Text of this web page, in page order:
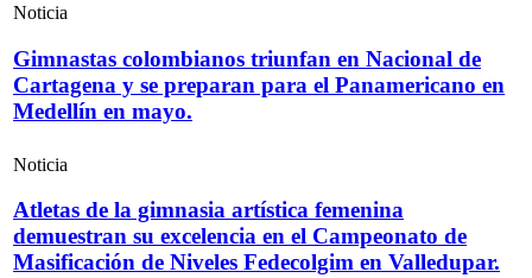
Noticia
Gimnastas colombianos triunfan en Nacional de
Cartagena y se preparan para el Panamericano en
Medellín en mayo.
Noticia
Atletas de la gimnasia artística femenina
demuestran su excelencia en el Campeonato de
Masificación de Niveles Fedecolgim en Valledupar.